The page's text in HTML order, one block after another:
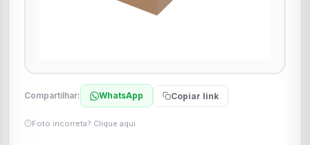
Compartilhar: WhatsApp Copiar link
Foto incorreta? Clique aqui